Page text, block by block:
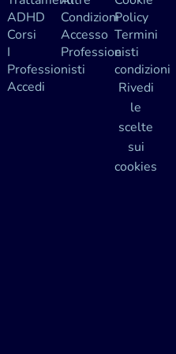
ADHD
Corsi
I
Professionisti
Accedi
Condizioni
Accesso
Professionisti
Policy
Termini
e
condizioni
Rivedi
le
scelte
sui
cookies